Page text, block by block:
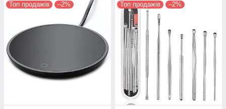
Топ продажів –2% Топ продажів –2%